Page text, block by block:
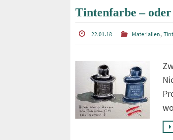
Tintenfarbe – oder
22.01.18 Materialien,